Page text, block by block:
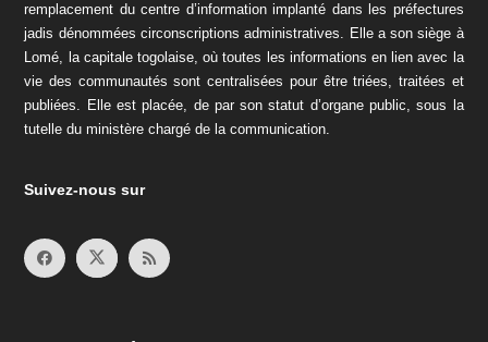
remplacement du centre d’information implanté dans les préfectures
jadis dénommées circonscriptions administratives. Elle a son siège à
Lomé, la capitale togolaise, où toutes les informations en lien avec la
vie des communautés sont centralisées pour être triées, traitées et
publiées. Elle est placée, de par son statut d’organe public, sous la
tutelle du ministère chargé de la communication.
Suivez-nous sur